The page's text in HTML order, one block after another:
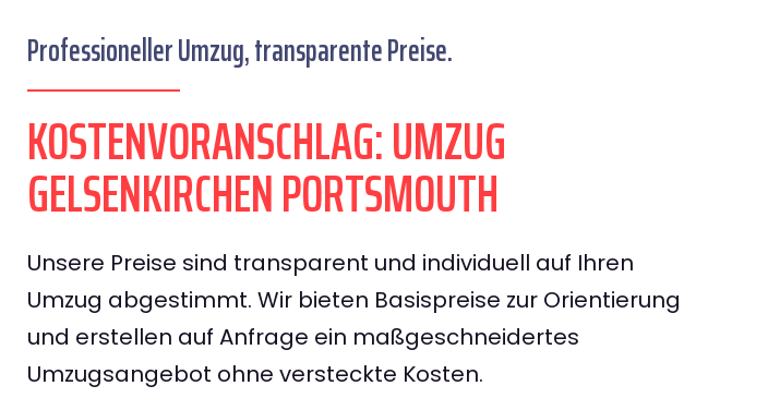
Professioneller Umzug, transparente Preise.
KOSTENVORANSCHLAG: UMZUG
GELSENKIRCHEN PORTSMOUTH
Unsere Preise sind transparent und individuell auf Ihren
Umzug abgestimmt. Wir bieten Basispreise zur Orientierung
und erstellen auf Anfrage ein maßgeschneidertes
Umzugsangebot ohne versteckte Kosten.